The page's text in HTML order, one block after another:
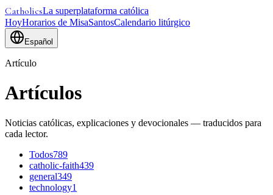
CatholicsLa superplataforma católica
HoyHorarios de MisaSantosCalendario litúrgico
Español
Artículo
Artículos
Noticias católicas, explicaciones y devocionales — traducidos para
cada lector.
Todos789
catholic-faith439
general349
technology1